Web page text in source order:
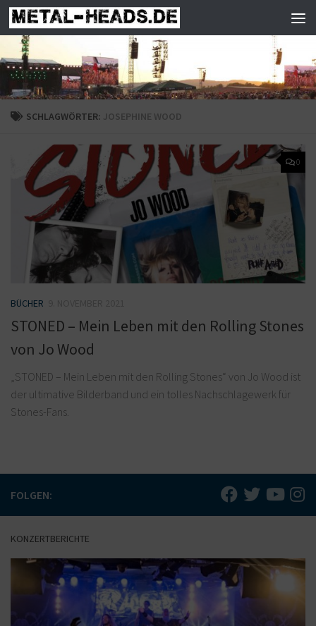
Zum Inhalt springen
SCHLAGWÖRTER: JOSEPHINE WOOD
0
BÜCHER
STONED – Mein Leben mit den Rolling Stones
von Jo Wood
„STONED – Mein Leben mit den Rolling Stones“ von Jo Wood ist
der ultimative Bilderband und ein tolles Nachschlagewerk für
Stones-Fans.
FOLGEN:
KONZERTBERICHTE